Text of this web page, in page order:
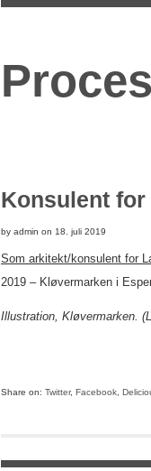
Konsulent for
by admin on 18. juli 2019
Som arkitekt/konsulent for
2019 – Kløvermarken i
Illustration, Kløvermarken.
Share on: Twitter, Facebook